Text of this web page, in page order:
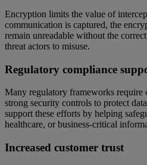
Encryption limits the value of
communication is captured, the
remain unreadable without the
threat actors to misuse.
Regulatory compliance
Many regulatory frameworks require
strong security controls to protect
support these efforts by helping
healthcare, or business-critical
Increased customer trust